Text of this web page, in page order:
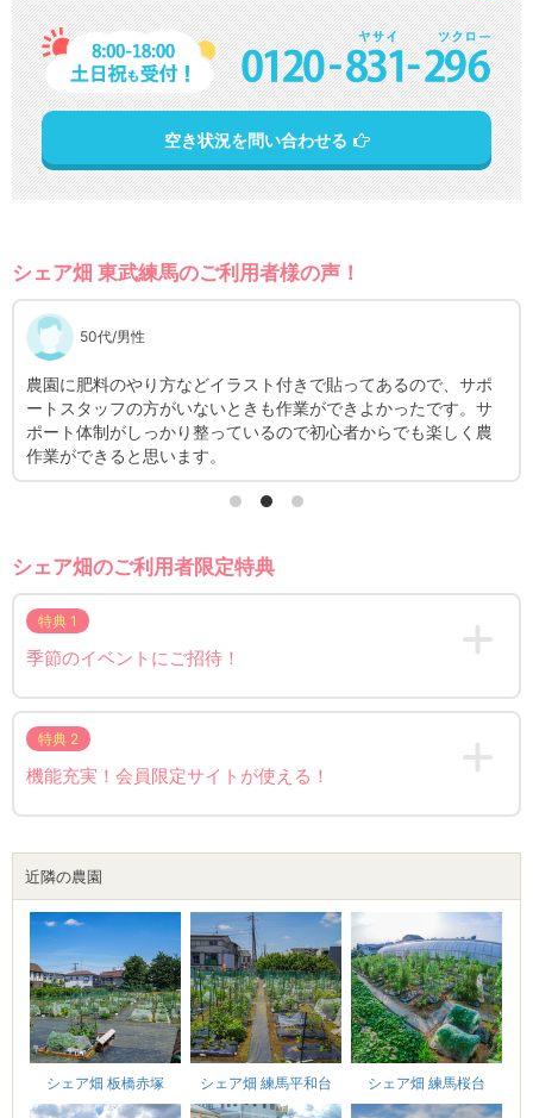
空き状況を問い合わせる
シェア畑 東武練馬のご利用者様の声！
50代/男性
農園に肥料のやり方などイラスト付きで貼ってあるので、サポ
ートスタッフの方がいないときも作業ができよかったです。サ
ポート体制がしっかり整っているので初心者からでも楽しく農
作業ができると思います。
シェア畑のご利用者限定特典
特典 1
季節のイベントにご招待！
特典 2
機能充実！会員限定サイトが使える！
近隣の農園
シェア畑 板橋赤塚 シェア畑 練馬平和台 シェア畑 練馬桜台